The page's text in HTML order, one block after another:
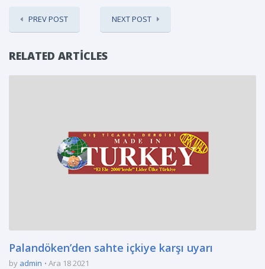
PREV POST NEXT POST
RELATED ARTICLES
Palandöken’den sahte içkiye karşı uyarı
by admin Ara 18 2021